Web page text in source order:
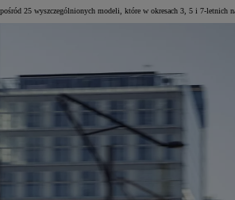
25 wyszczególnionych modeli, które w okresach 3, 5 i 7-